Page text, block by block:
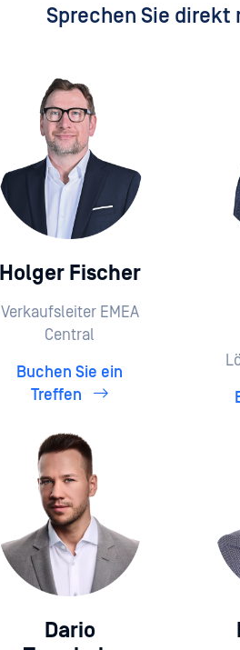
Sprechen Sie direkt
Holger Fischer
Verkaufsleiter EMEA
Central
Buchen Sie ein
Treffen
Dario